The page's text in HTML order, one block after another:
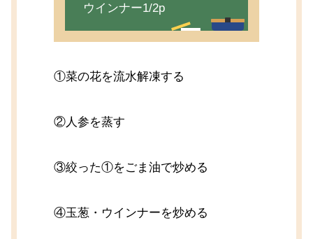
ウインナー1/2p
①菜の花を流水解凍する
②人参を蒸す
③絞った①をごま油で炒める
④玉葱・ウインナーを炒める